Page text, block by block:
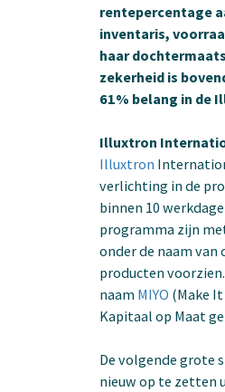
rentepercentage
inventaris,
haar
zekerheid is
61% belang in de
Illuxtron
Illuxtron
verlichting in de
binnen 10
programma zijn
onder de naam
producten
naam MIYO (Make
Kapitaal op Maat
De volgende grote
nieuw op te zetten